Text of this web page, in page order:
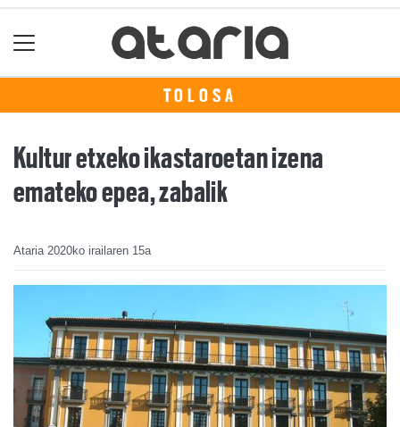
TOLOSA
Kultur etxeko ikastaroetan izena
emateko epea, zabalik
Ataria 2020ko irailaren 15a